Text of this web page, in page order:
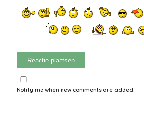
Notify me when new comments are added.